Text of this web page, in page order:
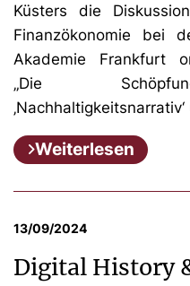
Küsters die
Finanzökonomie bei
Akademie Frankfurt
„Die
Weiterlesen
13/09/2024
Digital History